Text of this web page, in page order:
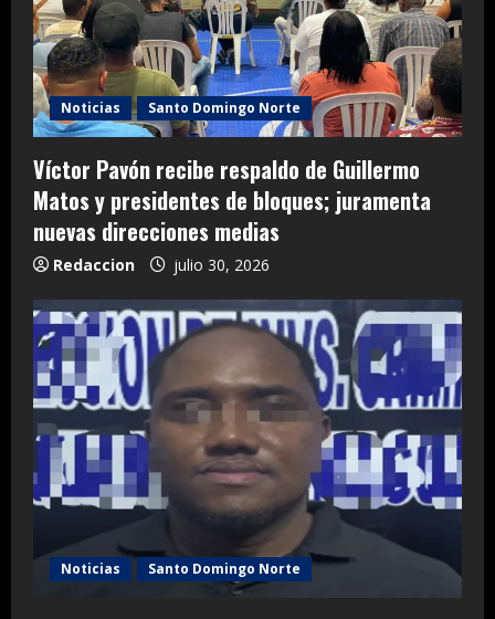
Noticias Santo Domingo Norte
Víctor Pavón recibe respaldo de Guillermo
Matos y presidentes de bloques; juramenta
nuevas direcciones medias
Redaccion julio 30, 2026
Noticias Santo Domingo Norte